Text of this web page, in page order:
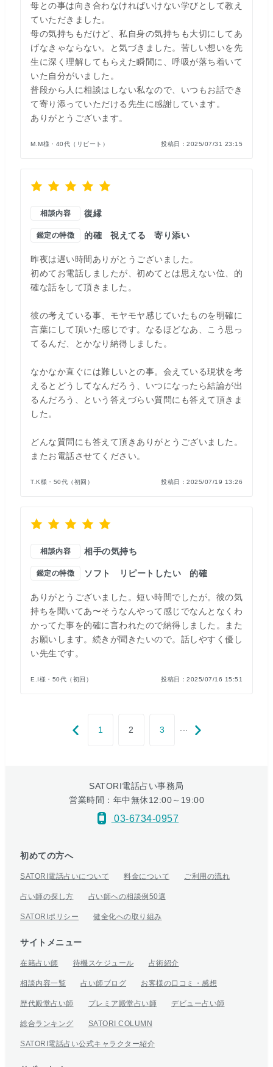
母との事は向き合わなければいけない学びとして教え
ていただきました。
母の気持ちもだけど、私自身の気持ちも大切にしてあ
げなきゃならない。と気づきました。苦しい想いを先
生に深く理解してもらえた瞬間に、呼吸が落ち着いて
いた自分がいました。
普段から人に相談はしない私なので、いつもお話でき
て寄り添っていただける先生に感謝しています。
ありがとうございます。
M.M様・40代（リピート） 投稿日： 2025/07/31 23:15
相談内容 復縁
鑑定の特徴 的確 視えてる 寄り添い
昨夜は遅い時間ありがとうございました。
初めてお電話しましたが、初めてとは思えない位、的
確な話をして頂きました。
彼の考えている事、モヤモヤ感じていたものを明確に
言葉にして頂いた感じです。なるほどなあ、こう思っ
てるんだ、とかなり納得しました。
なかなか直ぐには難しいとの事。会えている現状を考
えるとどうしてなんだろう、いつになったら結論が出
るんだろう、という答えづらい質問にも答えて頂きま
した。
どんな質問にも答えて頂きありがとうございました。
またお電話させてください。
T.K様・50代（初回） 投稿日： 2025/07/19 13:26
相談内容 相手の気持ち
鑑定の特徴 ソフト リピートしたい 的確
ありがとうございました。短い時間でしたが。彼の気
持ちを聞いてあ〜そうなんやって感じでなんとなくわ
かってた事を的確に言われたので納得しました。また
お願いします。続きが聞きたいので。話しやすく優し
い先生です。
E.I様・50代（初回） 投稿日： 2025/07/16 15:51
1 2 3 ...
SATORI電話占い事務局
営業時間：年中無休12:00～19:00
03-6734-0957
初めての方へ
SATORI電話占いについて 料金について ご利用の流れ
占い師の探し方 占い師への相談例50選
SATORIポリシー 健全化への取り組み
サイトメニュー
在籍占い師 待機スケジュール 占術紹介
相談内容一覧 占い師ブログ お客様の口コミ・感想
歴代殿堂占い師 プレミア殿堂占い師 デビュー占い師
総合ランキング SATORI COLUMN
SATORI電話占い公式キャラクター紹介